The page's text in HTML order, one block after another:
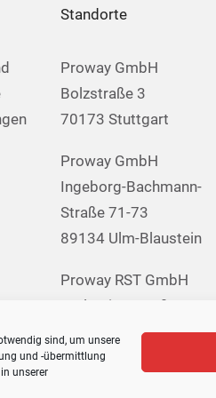
sind, um unsere
und -übermittlung
unserer
Standorte
Proway GmbH
Bolzstraße 3
70173 Stuttgart
Proway GmbH
Ingeborg-Bachmann-
Straße 71-73
89134 Ulm-Blaustein
Proway RST GmbH
Carl-Zeiss-Straße 51
85521 München-
Hohenbrunn